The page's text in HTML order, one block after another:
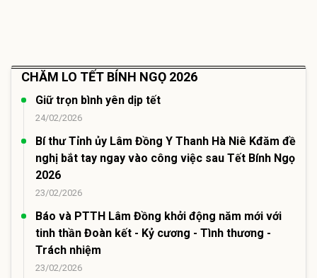
CHĂM LO TẾT BÍNH NGỌ 2026
Giữ trọn bình yên dịp tết
24/02/2026
Bí thư Tỉnh ủy Lâm Đồng Y Thanh Hà Niê Kđăm đề
nghị bắt tay ngay vào công việc sau Tết Bính Ngọ
2026
23/02/2026
Báo và PTTH Lâm Đồng khởi động năm mới với
tinh thần Đoàn kết - Kỷ cương - Tình thương -
Trách nhiệm
23/02/2026